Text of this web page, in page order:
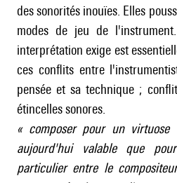
des sonorités inouïes. Elles
modes de jeu de
interprétation exige est
ces conflits entre
pensée et sa technique ;
étincelles sonores.
« composer pour un
aujourd'hui valable que
particulier entre le